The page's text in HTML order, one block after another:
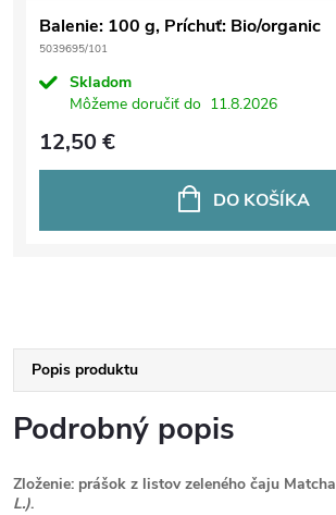
Balenie: 100 g, Príchuť: Bio/organic
5039695/101
Skladom
Môžeme doručiť do 11.8.2026
12,50 €
DO KOŠÍKA
Popis produktu
Podrobný popis
Zloženie: prášok z listov zeleného čaju Matcha
L.).